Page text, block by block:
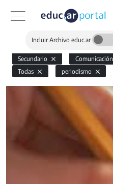
Incluir Archivo educ.ar
Secundario Comunicación
Todas
periodismo